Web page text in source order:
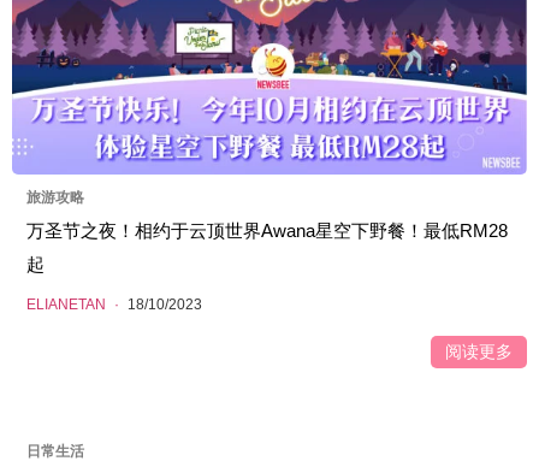
旅游攻略
万圣节之夜！相约于云顶世界Awana星空下野餐！最低RM28
起
ELIANETAN · 18/10/2023
阅读更多
日常生活